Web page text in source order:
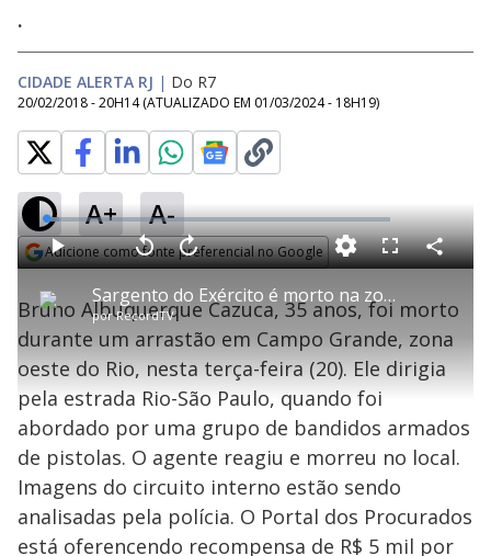
.
CIDADE ALERTA RJ | Do R7
20/02/2018 - 20H14 (ATUALIZADO EM 01/03/2024 - 18H19)
A+ A-
Adicione como fonte preferencial no Google
P
l
a
y
Sargento do Exército é morto na zona oeste do Rio
porRecordTV
P V
t
a
r
0
e
g
n
d
s
A
n
ç
a
r
1
s
e
u
n
o
s
M
u
d
o
L
o
a
d
e
3
.
8
8
%
F
l
s
c
e
n
C
o
a
i
l
a
Bruno Albuquerque Cazuca, 35 anos, foi morto
durante um arrastão em Campo Grande, zona
oeste do Rio, nesta terça-feira (20). Ele dirigia
pela estrada Rio-São Paulo, quando foi
abordado por uma grupo de bandidos armados
de pistolas. O agente reagiu e morreu no local.
Imagens do circuito interno estão sendo
analisadas pela polícia. O Portal dos Procurados
está oferencendo recompensa de R$ 5 mil por